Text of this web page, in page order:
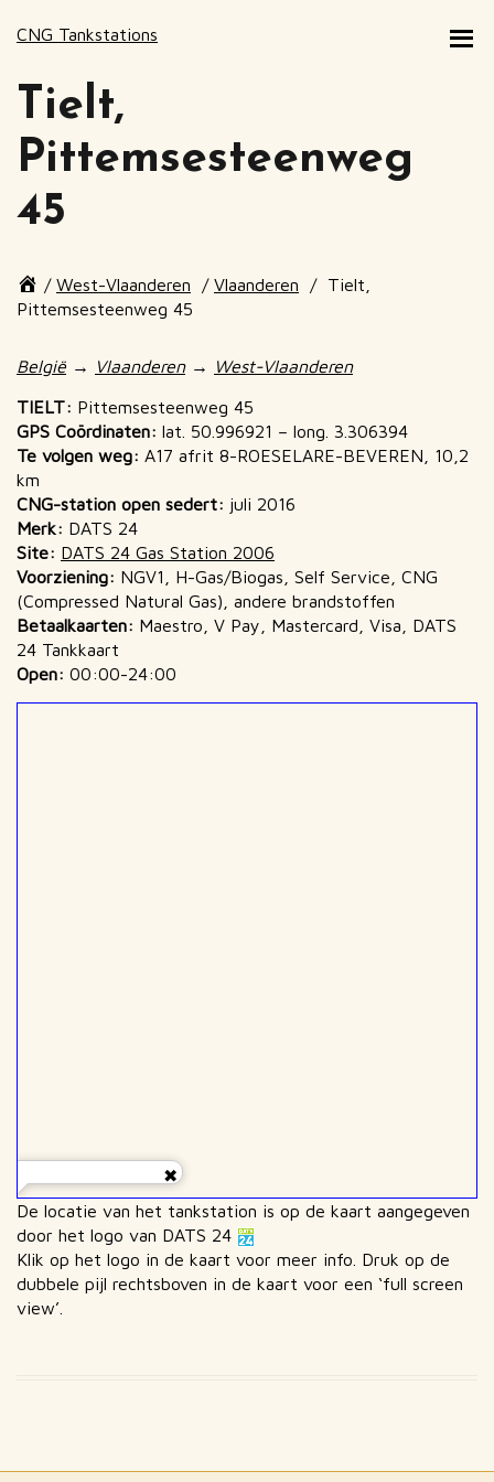
CNG Tankstations
Tielt,
Pittemsesteenweg
45
Page
breadcrumbs
/ West-Vlaanderen / Vlaanderen /
Tielt,
Pittemsesteenweg 45
of
page
breadcrumbs
België → Vlaanderen→ West-Vlaanderen
TIELT: Pittemsesteenweg 45
GPS Coördinaten: lat. 50.996921 – long. 3.306394
Te volgen weg: A17 afrit 8-ROESELARE-BEVEREN, 10,2
km
CNG-station open sedert: juli 2016
Merk: DATS 24
Site: DATS 24 Gas Station 2006
Voorziening: NGV1, H-Gas/Biogas, Self Service, CNG
(Compressed Natural Gas), andere brandstoffen
Betaalkaarten: Maestro, V Pay, Mastercard, Visa, DATS
24 Tankkaart
Open: 00:00-24:00
De locatie van het tankstation is op de kaart aangegeven
door het logo van DATS 24
Klik op het logo in de kaart voor meer info. Druk op de
dubbele pijl rechtsboven in de kaart voor een ‘full screen
view’.